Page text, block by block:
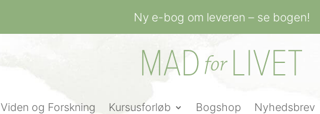
Ny e-bog om leveren – se bogen!
Viden og Forskning Kursusforløb Bogshop Nyhedsbrev